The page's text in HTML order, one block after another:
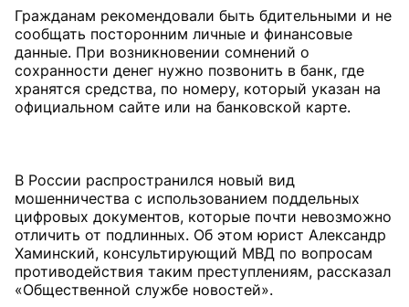
Гражданам рекомендовали быть бдительными и не
сообщать посторонним личные и финансовые
данные. При возникновении сомнений о
сохранности денег нужно позвонить в банк, где
хранятся средства, по номеру, который указан на
официальном сайте или на банковской карте.
В России распространился новый вид
мошенничества с использованием поддельных
цифровых документов, которые почти невозможно
отличить от подлинных. Об этом юрист Александр
Хаминский, консультирующий МВД по вопросам
противодействия таким преступлениям, рассказал
«Общественной службе новостей».